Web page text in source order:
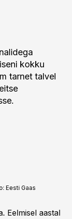
kokku
tarnet talvel
Eesti Gaas
Eelmisel aastal